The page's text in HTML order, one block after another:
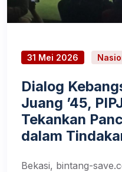
31 Mei 2026
Dialog
Juang ’45,
Tekankan
dalam
Bekasi, bintang-